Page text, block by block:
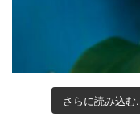
さらに読み込む